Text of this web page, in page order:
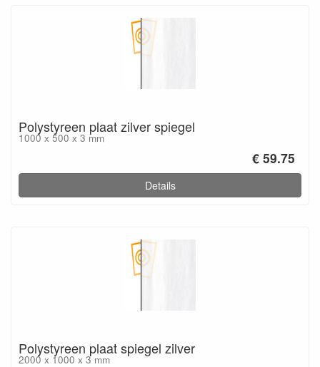
Polystyreen plaat zilver spiegel
1000 x 500 x 3 mm
€ 59.75
Details
Polystyreen plaat spiegel zilver
2000 x 1000 x 3 mm